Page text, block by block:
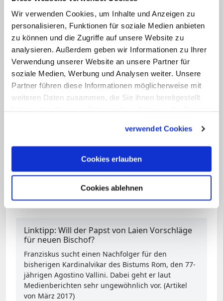
Wir verwenden Cookies, um Inhalte und Anzeigen zu
personalisieren, Funktionen für soziale Medien anbieten
zu können und die Zugriffe auf unsere Website zu
analysieren. Außerdem geben wir Informationen zu Ihrer
Verwendung unserer Website an unsere Partner für
soziale Medien, Werbung und Analysen weiter. Unsere
Partner führen diese Informationen möglicherweise mit
weiteren Daten zusammen, die Sie ihnen bereitgestellt
verwendet Cookies
Cookies erlauben
Cookies ablehnen
Mitglied des diözesanen Priesterrats.
De Donatis ist 2015 Weihbischof
Nach weiteren Aufgaben, darunter als
geistlicher Leiter des römischen
Priesterseminars und Pfarrer der Kirche
September 2015 von Franziskus zum
die Fastenexerzitien für den Papst und
die römische Kurie gehalten. De Donatis
ist seit 1989 Mitglied des Ritterordens
vom Heiligen Grab zu Jerusalem. (KNA)
Linktipp: Will der Papst von Laien Vorschläge
für neuen Bischof?
Franziskus sucht einen Nachfolger für den
bisherigen Kardinalvikar des Bistums Rom, den 77-
jährigen Agostino Vallini. Dabei geht er laut
Medienberichten sehr ungewöhnlich vor. (Artikel
von März 2017)